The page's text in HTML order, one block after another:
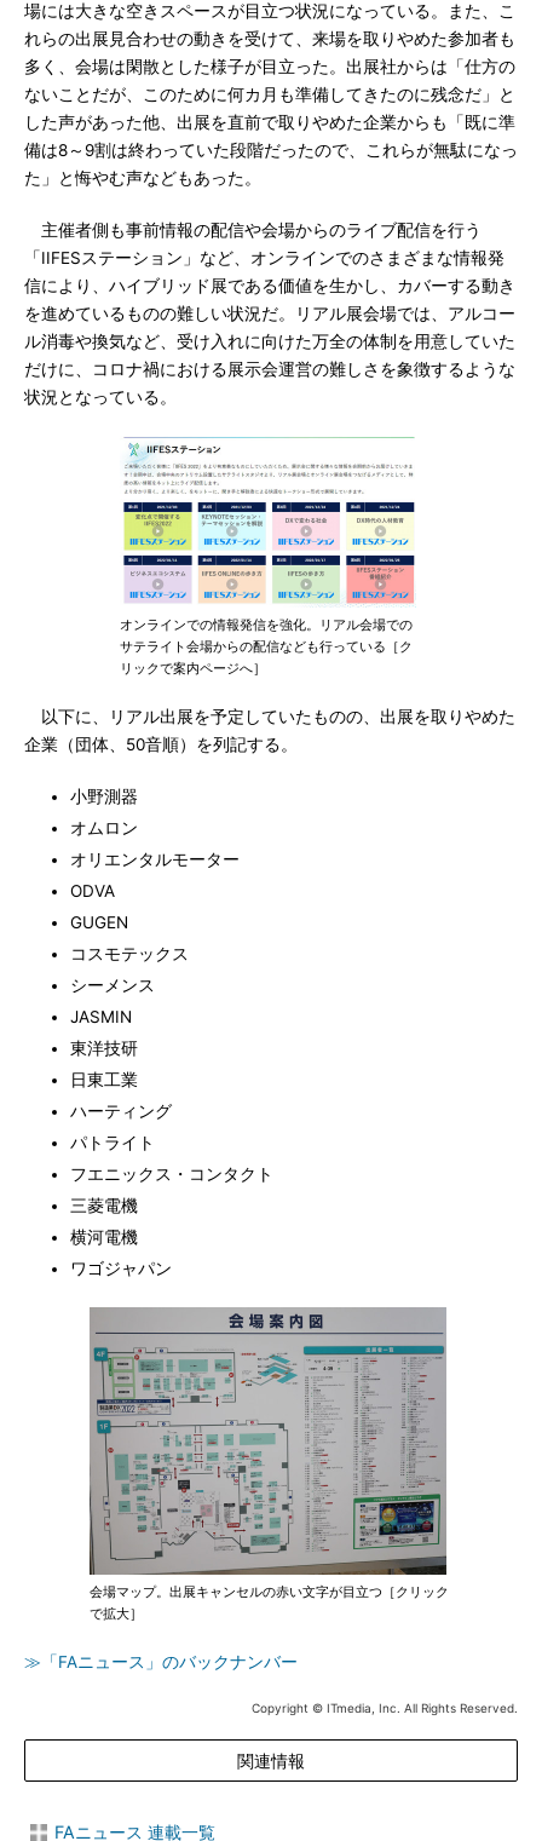
場には大きな空きスペースが目立つ状況になっている。また、こ
れらの出展見合わせの動きを受けて、来場を取りやめた参加者も
多く、会場は閑散とした様子が目立った。出展社からは「仕方の
ないことだが、このために何カ月も準備してきたのに残念だ」と
した声があった他、出展を直前で取りやめた企業からも「既に準
備は8～9割は終わっていた段階だったので、これらが無駄になっ
た」と悔やむ声などもあった。
主催者側も事前情報の配信や会場からのライブ配信を行う
「IIFESステーション」など、オンラインでのさまざまな情報発
信により、ハイブリッド展である価値を生かし、カバーする動き
を進めているものの難しい状況だ。リアル展会場では、アルコー
ル消毒や換気など、受け入れに向けた万全の体制を用意していた
だけに、コロナ禍における展示会運営の難しさを象徴するような
状況となっている。
オンラインでの情報発信を強化。リアル会場での
サテライト会場からの配信なども行っている［ク
リックで案内ページへ］
以下に、リアル出展を予定していたものの、出展を取りやめた
企業（団体、50音順）を列記する。
小野測器
オムロン
オリエンタルモーター
ODVA
GUGEN
コスモテックス
シーメンス
JASMIN
東洋技研
日東工業
ハーティング
パトライト
フエニックス・コンタクト
三菱電機
横河電機
ワゴジャパン
会場マップ。出展キャンセルの赤い文字が目立つ［クリック
で拡大］
≫「FAニュース」のバックナンバー
Copyright © ITmedia, Inc. All Rights Reserved.
関連情報
FAニュース 連載一覧